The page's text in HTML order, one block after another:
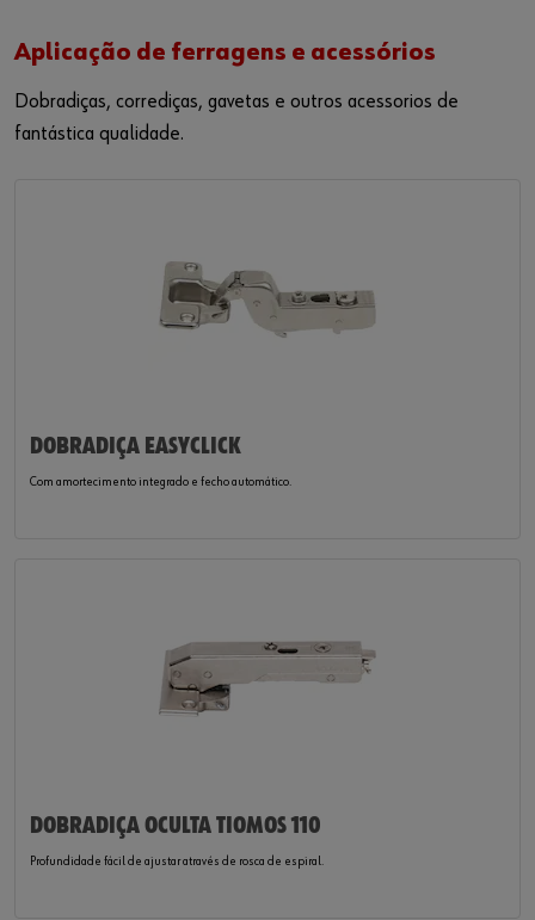
Aplicação de ferragens e acessórios
Dobradiças, corrediças, gavetas e outros acessorios de
fantástica qualidade.
DOBRADIÇA EASYCLICK
Com amortecimento integrado e fecho automático.
DOBRADIÇA OCULTA TIOMOS 110
Profundidade fácil de ajustar através de rosca de espiral.